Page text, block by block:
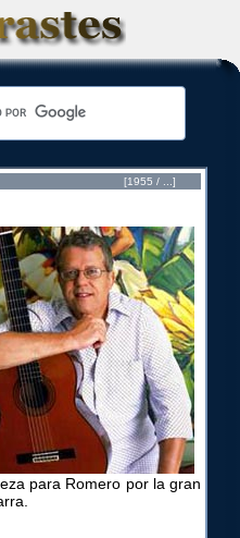
[1955 / ...]
para Romero por la gran